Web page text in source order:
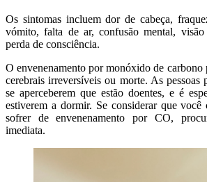
Os sintomas incluem dor de cabeça,
vómito, falta de ar, confusão mental,
perda de consciência.
O envenenamento por monóxido de carbono
cerebrais irreversíveis ou morte. As pessoas
se aperceberem que estão doentes, e é
estiverem a dormir. Se considerar que você
sofrer de envenenamento por CO,
imediata.